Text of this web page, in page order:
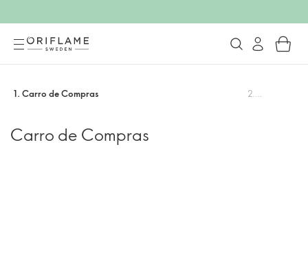
1. Carro de Compras 2.
Carro de Compras